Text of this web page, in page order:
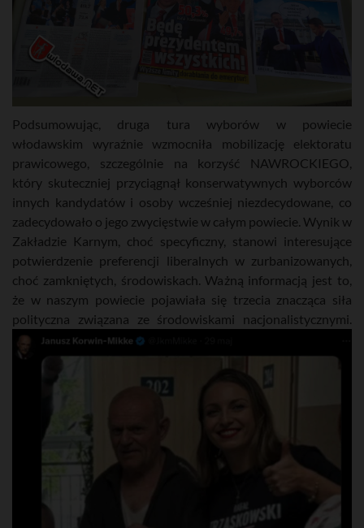
Podsumowując, druga tura wyborów w powiecie
włodawskim wyraźnie wzmocniła mobilizację elektoratu
prawicowego, szczególnie na korzyść NAWROCKIEGO,
który skuteczniej przyciągnął konserwatywnych wyborców
innych kandydatów i osoby wcześniej niezdecydowane, co
zadecydowało o jego zwycięstwie w całym powiecie. Wynik w
Zakładzie Karnym, choć specyficzny, stanowi interesujące
potwierdzenie preferencji liberalnych w zurbanizowanych,
choć zamkniętych, środowiskach. Ważną informacją jest to,
że w naszym powiecie pojawiała się trzecia znacząca siła
polityczna związana ze środowiskami nacjonalistycznymi.